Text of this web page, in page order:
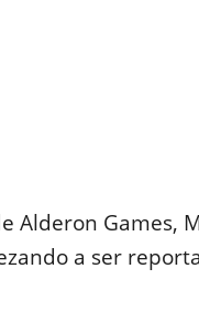
Alderon Games,
a ser